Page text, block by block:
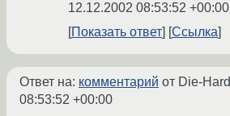
12.12.2002 08:53:52 +00:00
Показать ответ
Ссылка
Ответ на: комментарий от Die-Hard
08:53:52 +00:00